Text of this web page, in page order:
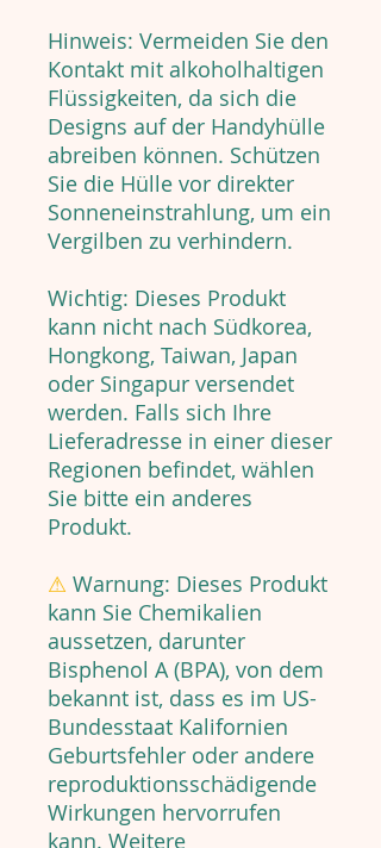
Hinweis: Vermeiden Sie den
Kontakt mit alkoholhaltigen
Flüssigkeiten, da sich die
Designs auf der Handyhülle
abreiben können. Schützen
Sie die Hülle vor direkter
Sonneneinstrahlung, um ein
Vergilben zu verhindern.
Wichtig: Dieses Produkt
kann nicht nach Südkorea,
Hongkong, Taiwan, Japan
oder Singapur versendet
werden. Falls sich Ihre
Lieferadresse in einer dieser
Regionen befindet, wählen
Sie bitte ein anderes
Produkt.
⚠ Warnung: Dieses Produkt
kann Sie Chemikalien
aussetzen, darunter
Bisphenol A (BPA), von dem
bekannt ist, dass es im US-
Bundesstaat Kalifornien
Geburtsfehler oder andere
reproduktionsschädigende
Wirkungen hervorrufen
kann. Weitere